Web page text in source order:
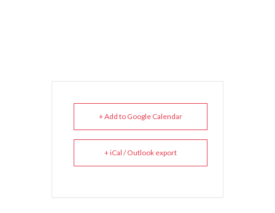
+ Add to Google Calendar
+ iCal / Outlook export